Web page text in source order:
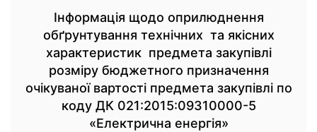
Інформація щодо оприлюднення
обґрунтування технічних та якісних
характеристик предмета закупівлі
розміру бюджетного призначення
очікуваної вартості предмета закупівлі по
коду ДК 021:2015:09310000-5
«Електрична енергія»